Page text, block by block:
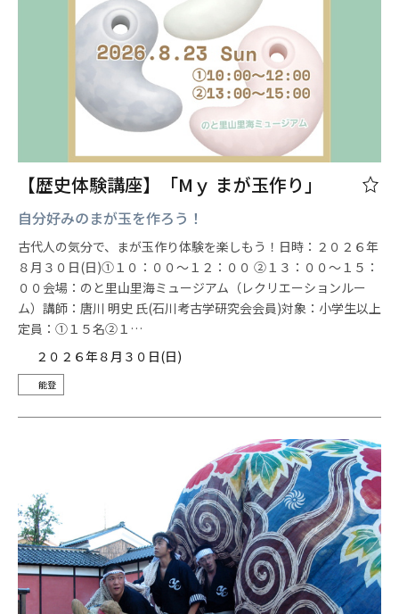
【歴史体験講座】「Mｙ まが玉作り」
自分好みのまが玉を作ろう！
古代人の気分で、まが玉作り体験を楽しもう！日時：２０２６年
８月３０日(日)①１０：００～１２：００ ②１３：００～１５：
００会場：のと里山里海ミュージアム（レクリエーションルー
ム）講師：唐川 明史 氏(石川考古学研究会会員)対象：小学生以上
定員：①１５名②１…
２０２６年８月３０日(日)
能登